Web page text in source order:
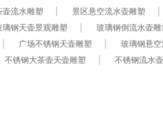
壶流水雕塑 景区悬空流水壶雕塑
璃钢天壶景观雕塑 玻璃钢倒流水壶雕
广场不锈钢天壶雕塑 玻璃钢悬
不锈钢大茶壶天壶雕塑 不锈钢流水